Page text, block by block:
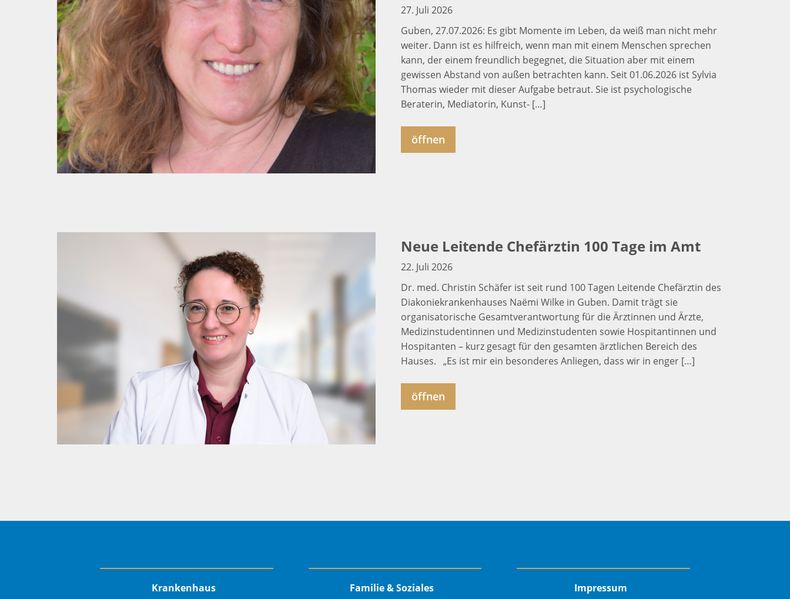
27. Juli 2026
Guben, 27.07.2026: Es gibt Momente im Leben, da weiß man nicht mehr
weiter. Dann ist es hilfreich, wenn man mit einem Menschen sprechen
kann, der einem freundlich begegnet, die Situation aber mit einem
gewissen Abstand von außen betrachten kann. Seit 01.06.2026 ist Sylvia
Thomas wieder mit dieser Aufgabe betraut. Sie ist psychologische
Beraterin, Mediatorin, Kunst- […]
öffnen
Neue Leitende Chefärztin 100 Tage im Amt
22. Juli 2026
Dr. med. Christin Schäfer ist seit rund 100 Tagen Leitende Chefärztin des
Diakoniekrankenhauses Naëmi Wilke in Guben. Damit trägt sie
organisatorische Gesamtverantwortung für die Ärztinnen und Ärzte,
Medizinstudentinnen und Medizinstudenten sowie Hospitantinnen und
Hospitanten – kurz gesagt für den gesamten ärztlichen Bereich des
Hauses. „Es ist mir ein besonderes Anliegen, dass wir in enger […]
öffnen
Krankenhaus Familie & Soziales Impressum